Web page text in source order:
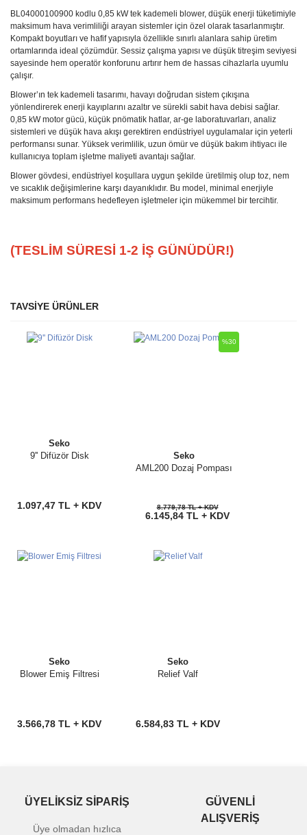
BL04000100900 kodlu 0,85 kW tek kademeli blower, düşük enerji tüketimiyle
maksimum hava verimliliği arayan sistemler için özel olarak tasarlanmıştır.
Kompakt boyutları ve hafif yapısıyla özellikle sınırlı alanlara sahip üretim
ortamlarında ideal çözümdür. Sessiz çalışma yapısı ve düşük titreşim seviyesi
sayesinde hem operatör konforunu artırır hem de hassas cihazlarla uyumlu
çalışır.
Blower’ın tek kademeli tasarımı, havayı doğrudan sistem çıkışına
yönlendirerek enerji kayıplarını azaltır ve sürekli sabit hava debisi sağlar.
0,85 kW motor gücü, küçük pnömatik hatlar, ar-ge laboratuvarları, analiz
sistemleri ve düşük hava akışı gerektiren endüstriyel uygulamalar için yeterli
performansı sunar. Yüksek verimlilik, uzun ömür ve düşük bakım ihtiyacı ile
kullanıcıya toplam işletme maliyeti avantajı sağlar.
Blower gövdesi, endüstriyel koşullara uygun şekilde üretilmiş olup toz, nem
ve sıcaklık değişimlerine karşı dayanıklıdır. Bu model, minimal enerjiyle
maksimum performans hedefleyen işletmeler için mükemmel bir tercihtir.
(TESLİM SÜRESİ 1-2 İŞ GÜNÜDÜR!)
TAVSİYE ÜRÜNLER
Seko
9'' Difüzör Disk
1.097,47 TL + KDV
Seko
AML200 Dozaj Pompası
%30
8.779,78 TL + KDV
6.145,84 TL + KDV
Seko
Blower Emiş Filtresi
3.566,78 TL + KDV
Seko
Relief Valf
6.584,83 TL + KDV
ÜYELİKSİZ SİPARİŞ
Üye olmadan hızlıca
GÜVENLİ
ALIŞVERİŞ